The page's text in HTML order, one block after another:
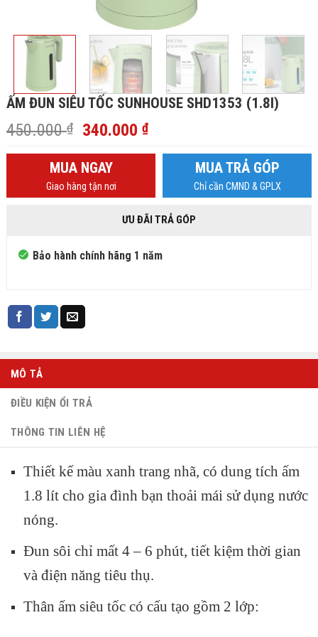
ẤM ĐUN SIÊU TỐC SUNHOUSE SHD1353 (1.8l)
450.000₫
Giá
là:
450.000 ₫.
340.000₫Giá
340.000 ₫.
MUA NGAY
Giao hàng tận nơi
MUA TRẢ GÓP
Chỉ cần CMND & GPLX
ƯU ĐÃI TRẢ GÓP
Bảo hành chính hãng 1 năm
MÔ TẢ
ĐIỀU KIỆN ỔI TRẢ
THÔNG TIN LIÊN HỆ
Thiết kế màu xanh trang nhã, có dung tích ấm
1.8 lít cho gia đình bạn thoải mái sử dụng nước
nóng.
Đun sôi chỉ mất 4 – 6 phút, tiết kiệm thời gian
và điện năng tiêu thụ.
Thân ấm siêu tốccó cấu tạo gồm 2 lớp: